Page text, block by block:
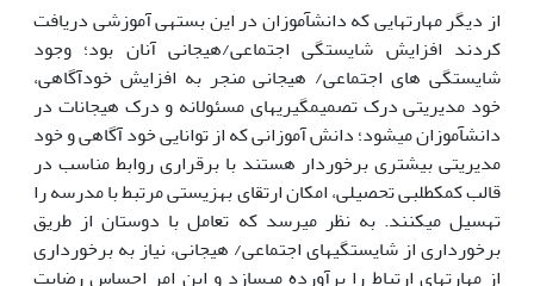
از دیگر مهارت­هایی که دانش­آموزان در این بسته­ی آموزشی دریافت
کردند افزایش شایستگی اجتماعی/هیجانی آنان بود؛ وجود
شایستگی های اجتماعی/ هیجانی منجر به افزایش خودآگاهی،
خود مدیریتی درک تصمیم­گیری­های مسئولانه و درک هیجانات در
دانش­آموزان می­شود؛ دانش آموزانی که از توانایی خود آگاهی و خود
مدیریتی بیشتری برخوردار هستند با برقراری روابط مناسب در
قالب کمک­طلبی تحصیلی، امکان ارتقای بهزیستی مرتبط با مدرسه را
تهسیل می­کنند. به نظر می­رسد که تعامل با دوستان از طریق
برخورداری از شایستگی­های اجتماعی/ هیجانی، نیاز به برخورداری
از مهارت­های ارتباط را برآورده می­سازد و این امر احساس رضایت